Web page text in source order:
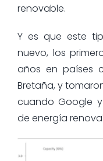
renovable.
Y es que este
nuevo, los
años en países
Bretaña, y
cuando Google y
de energía